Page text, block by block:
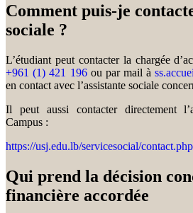
Comment puis-je
sociale ?
L’étudiant peut contacter la chargée
+961 (1) 421 196ou par mail à
en contact avec l’assistante sociale
Il peut aussi contacter directement
Campus :
https://usj.edu.lb/servicesocial/contact.php
Qui prend la décision
financière accordée